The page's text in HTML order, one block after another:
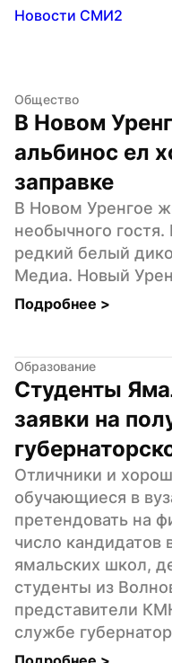
Новости СМИ2
Общество
В Новом
альбинос ел
заправке
В Новом Уренгое
необычного
редкий белый
Медиа. Новый
Подробнее >
Образование
Студенты
заявки на
Отличники и
обучающиеся в
претендовать на
число кандидатов
ямальских школ,
студенты из
представители
службе